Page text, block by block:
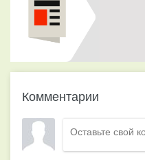
Комментарии